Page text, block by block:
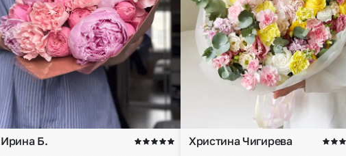
Ирина Б. Христина Чигирева